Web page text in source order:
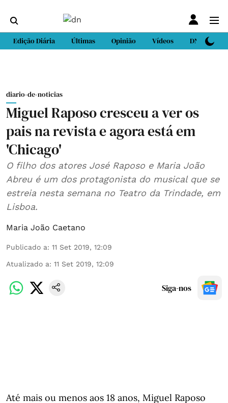
Edição Diária Últimas Opinião Vídeos DN Sport
diario-de-noticias
Miguel Raposo cresceu a ver os
pais na revista e agora está em
'Chicago'
O filho dos atores José Raposo e Maria João
Abreu é um dos protagonista do musical que se
estreia nesta semana no Teatro da Trindade, em
Lisboa.
Maria João Caetano
Publicado a: 11 Set 2019, 12:09
Atualizado a: 11 Set 2019, 12:09
Siga-nos
Até mais ou menos aos 18 anos, Miguel Raposo